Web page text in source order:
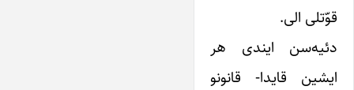
قوّتلی الی.
دئیه‌سن ایندی هر
ایشین قایدا- قانونو